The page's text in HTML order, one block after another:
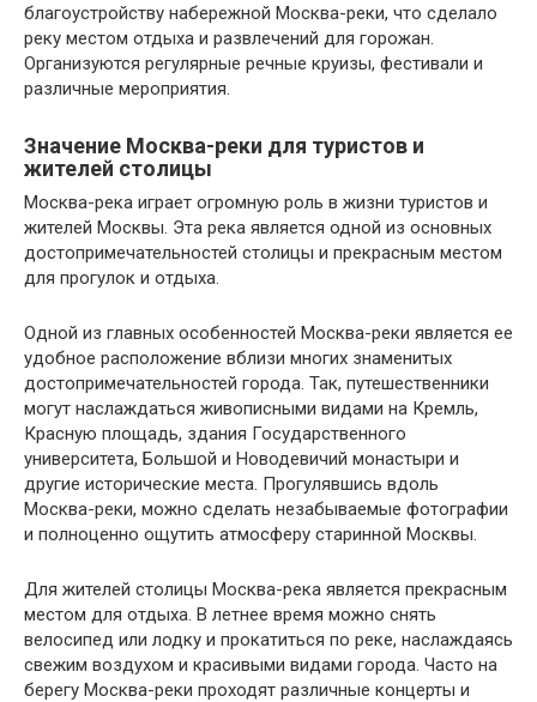
благоустройству набережной Москва-реки, что сделало
реку местом отдыха и развлечений для горожан.
Организуются регулярные речные круизы, фестивали и
различные мероприятия.
Значение Москва-реки для туристов и
жителей столицы
Москва-река играет огромную роль в жизни туристов и
жителей Москвы. Эта река является одной из основных
достопримечательностей столицы и прекрасным местом
для прогулок и отдыха.
Одной из главных особенностей Москва-реки является ее
удобное расположение вблизи многих знаменитых
достопримечательностей города. Так, путешественники
могут наслаждаться живописными видами на Кремль,
Красную площадь, здания Государственного
университета, Большой и Новодевичий монастыри и
другие исторические места. Прогулявшись вдоль
Москва-реки, можно сделать незабываемые фотографии
и полноценно ощутить атмосферу старинной Москвы.
Для жителей столицы Москва-река является прекрасным
местом для отдыха. В летнее время можно снять
велосипед или лодку и прокатиться по реке, наслаждаясь
свежим воздухом и красивыми видами города. Часто на
берегу Москва-реки проходят различные концерты и